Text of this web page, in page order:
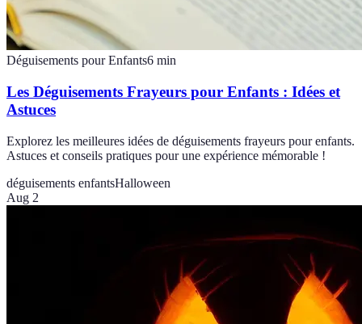
Déguisements pour Enfants6 min
Les Déguisements Frayeurs pour Enfants : Idées et
Astuces
Explorez les meilleures idées de déguisements frayeurs pour enfants.
Astuces et conseils pratiques pour une expérience mémorable !
déguisements enfantsHalloween
Aug 2